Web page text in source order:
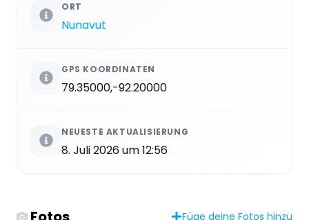
ORT
Nunavut
GPS KOORDINATEN
79.35000,-92.20000
NEUESTE AKTUALISIERUNG
8. Juli 2026 um 12:56
Füge deine Fotos hinzu